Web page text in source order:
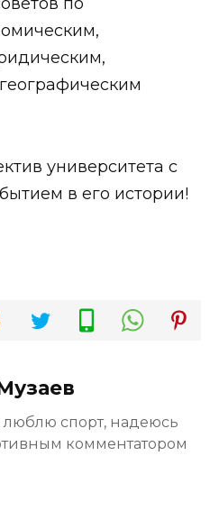
по
университета с
в его истории!
люблю спорт, надеюсь
комментатором